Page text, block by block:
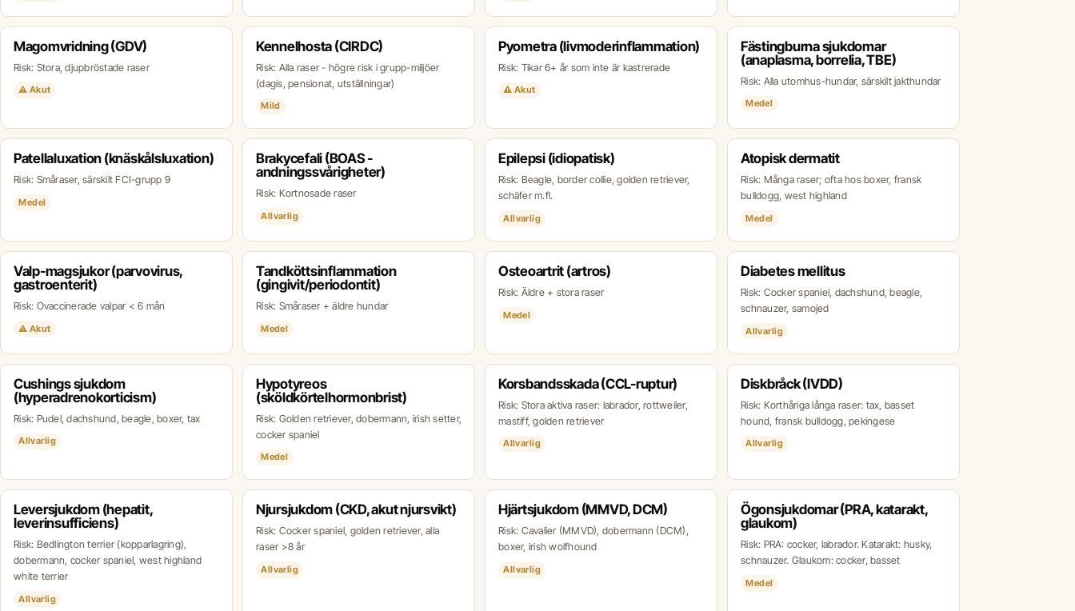
Magomvridning (GDV)
Risk: Stora, djupbröstade raser
⚠ Akut
Kennelhosta (CIRDC)
Risk: Alla raser - högre risk i grupp-miljöer
(dagis, pensionat, utställningar)
Mild
Pyometra (livmoderinflammation)
Risk: Tikar 6+ år som inte är kastrerade
⚠ Akut
Fästingburna sjukdomar
(anaplasma, borrelia, TBE)
Risk: Alla utomhus-hundar, särskilt jakthundar
Medel
Patellaluxation (knäskålsluxation)
Risk: Småraser, särskilt FCI-grupp 9
Medel
Brakycefali (BOAS -
andningssvårigheter)
Risk: Kortnosade raser
Allvarlig
Epilepsi (idiopatisk)
Risk: Beagle, border collie, golden retriever,
schäfer m.fl.
Allvarlig
Atopisk dermatit
Risk: Många raser; ofta hos boxer, fransk
bulldogg, west highland
Medel
Valp-magsjukor (parvovirus,
gastroenterit)
Risk: Ovaccinerade valpar < 6 mån
⚠ Akut
Tandköttsinflammation
(gingivit/periodontit)
Risk: Småraser + äldre hundar
Medel
Osteoartrit (artros)
Risk: Äldre + stora raser
Medel
Diabetes mellitus
Risk: Cocker spaniel, dachshund, beagle,
schnauzer, samojed
Allvarlig
Cushings sjukdom
(hyperadrenokorticism)
Risk: Pudel, dachshund, beagle, boxer, tax
Allvarlig
Hypotyreos
(sköldkörtelhormonbrist)
Risk: Golden retriever, dobermann, irish setter,
cocker spaniel
Medel
Korsbandsskada (CCL-ruptur)
Risk: Stora aktiva raser: labrador, rottweiler,
mastiff, golden retriever
Allvarlig
Diskbråck (IVDD)
Risk: Korthåriga långa raser: tax, basset
hound, fransk bulldogg, pekingese
Allvarlig
Leversjukdom (hepatit,
leverinsufficiens)
Risk: Bedlington terrier (kopparlagring),
dobermann, cocker spaniel, west highland
white terrier
Allvarlig
Njursjukdom (CKD, akut njursvikt)
Risk: Cocker spaniel, golden retriever, alla
raser >8 år
Allvarlig
Hjärtsjukdom (MMVD, DCM)
Risk: Cavalier (MMVD), dobermann (DCM),
boxer, irish wolfhound
Allvarlig
Ögonsjukdomar (PRA, katarakt,
glaukom)
Risk: PRA: cocker, labrador. Katarakt: husky,
schnauzer. Glaukom: cocker, basset
Medel